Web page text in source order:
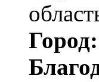
Город: